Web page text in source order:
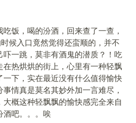
饭，喝的汾酒，回来查了一查，
候入口竟然觉得还蛮顺的，并不
吓一跳，莫非有酒鬼的潜质？！吃
在热烘烘的街上，心里有一种轻飘
一下，实在最近没有什么值得愉快
情真是莫名其妙外加一言难尽，
概这种轻飘飘的愉快感完全来自
酒吧。。。唉